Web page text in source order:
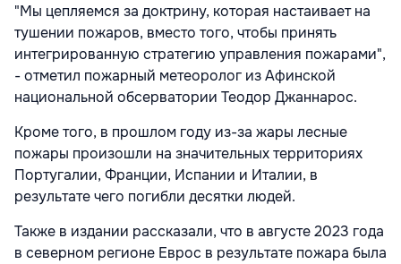
"Мы цепляемся за доктрину, которая настаивает на
тушении пожаров, вместо того, чтобы принять
интегрированную стратегию управления пожарами",
- отметил пожарный метеоролог из Афинской
национальной обсерватории Теодор Джаннарос.
Кроме того, в прошлом году из-за жары лесные
пожары произошли на значительных территориях
Португалии, Франции, Испании и Италии, в
результате чего погибли десятки людей.
Также в издании рассказали, что в августе 2023 года
в северном регионе Еврос в результате пожара была